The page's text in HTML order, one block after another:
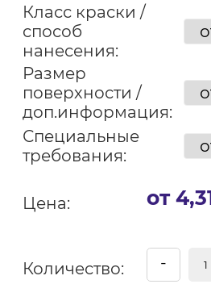
Класс краски /
способ
нанесения:
Размер
поверхности /
доп.информация:
Специальные
требования:
Цена: от
Количество: -